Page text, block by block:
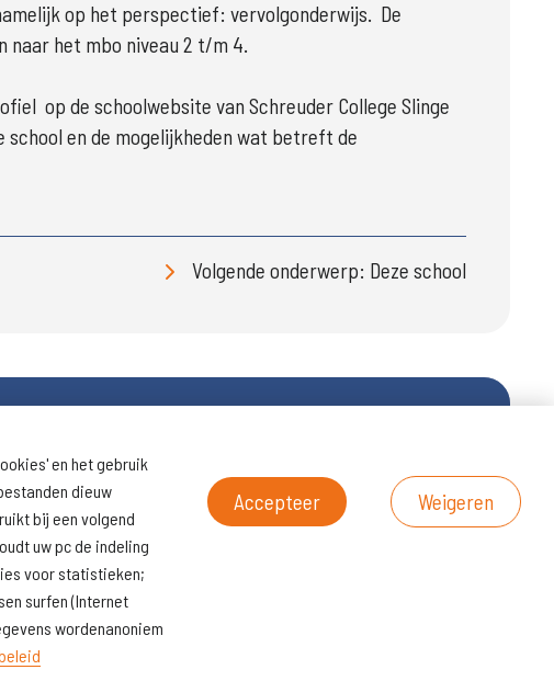
en het gebruik
dieuw
bij een volgend
uw pc de indeling
voor statistieken;
surfen (Internet
wordenanoniem
Accepteer Weigeren
op het perspectief: vervolgonderwijs.  De
naar het mbo niveau 2 t/m 4.
op de schoolwebsite van Schreuder College Slinge
en de mogelijkheden wat betreft de
Volgende onderwerp: Deze school
Naar
scholenopdekaart.nl